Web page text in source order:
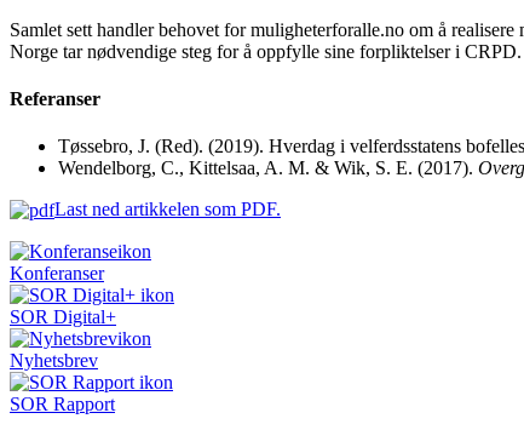
Samlet sett handler behovet for muligheterforalle.no om å
Norge tar nødvendige steg for å oppfylle sine forpliktelser i
Referanser
Tøssebro, J. (Red). (2019). Hverdag i velferdsstatens
Wendelborg, C., Kittelsaa, A. M. & Wik, S. E. (2017).
Last ned artikkelen som PDF.
Konferanser
SOR Digital+
Nyhetsbrev
SOR Rapport